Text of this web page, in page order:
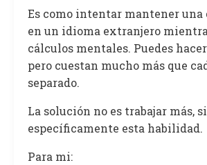
Es como intentar mantener una
en un idioma extranjero
cálculos mentales. Puedes
pero cuestan mucho más que
separado.
La solución no es trabajar más,
específicamente esta habilidad.
Para mi: